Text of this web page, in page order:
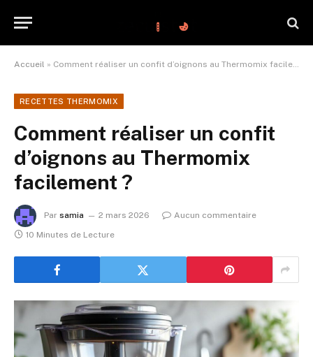
Accueil » Comment réaliser un confit d’oignons au Thermomix facilement ?
RECETTES THERMOMIX
Comment réaliser un confit
d’oignons au Thermomix
facilement ?
Par samia 2 mars 2026
Aucun commentaire
10 Minutes de Lecture